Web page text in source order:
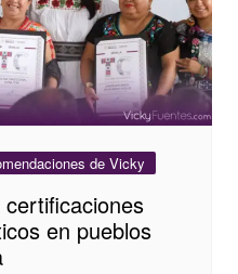
de Vicky
en pueblos